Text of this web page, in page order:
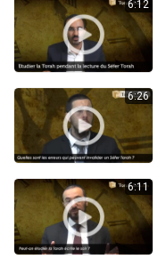
6:12
6:26
6:11